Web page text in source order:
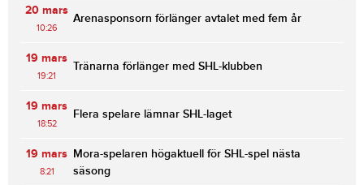
20 mars
10:26
Arenasponsorn förlänger avtalet med fem år
19 mars
19:21
Tränarna förlänger med SHL-klubben
19 mars
18:52
Flera spelare lämnar SHL-laget
19 mars
8:21
Mora-spelaren högaktuell för SHL-spel nästa
säsong